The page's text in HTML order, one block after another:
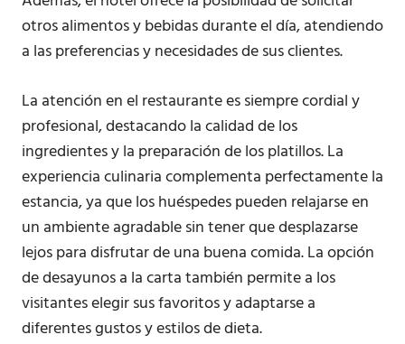
otros alimentos y bebidas durante el día, atendiendo
a las preferencias y necesidades de sus clientes.
La atención en el restaurante es siempre cordial y
profesional, destacando la calidad de los
ingredientes y la preparación de los platillos. La
experiencia culinaria complementa perfectamente la
estancia, ya que los huéspedes pueden relajarse en
un ambiente agradable sin tener que desplazarse
lejos para disfrutar de una buena comida. La opción
de desayunos a la carta también permite a los
visitantes elegir sus favoritos y adaptarse a
diferentes gustos y estilos de dieta.